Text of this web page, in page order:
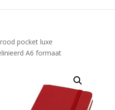
pocket luxe
A6 formaat